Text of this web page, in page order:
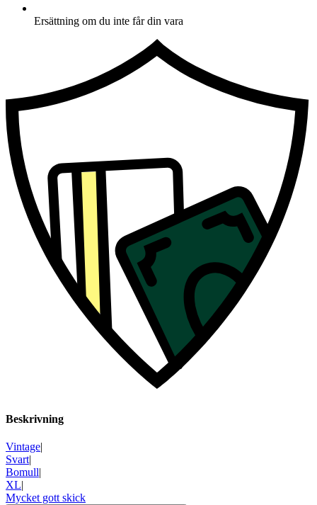
Ersättning om du inte får din vara
Beskrivning
Vintage|
Svart|
Bomull|
XL|
Mycket gott skick